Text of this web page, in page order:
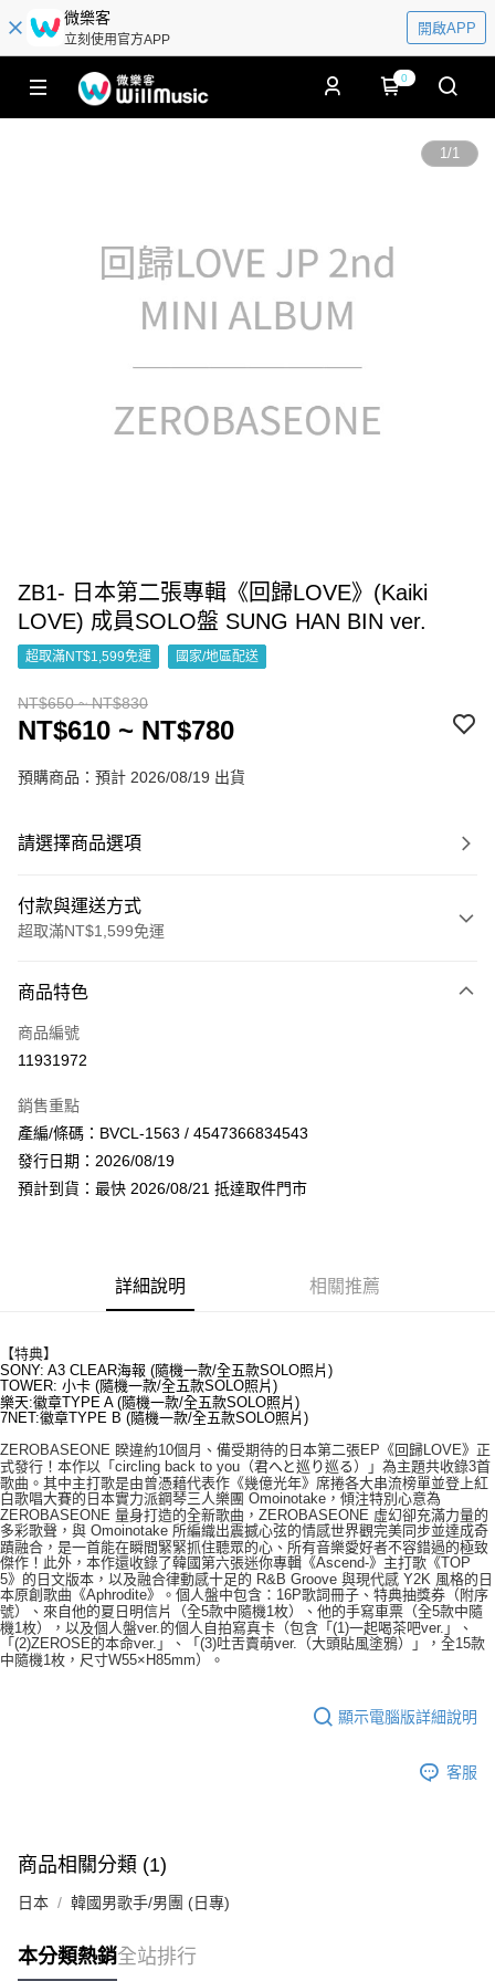
微樂客
立刻使用官方APP
開啟APP
0
1/1
ZB1- 日本第二張專輯《回歸LOVE》(Kaiki
LOVE) 成員SOLO盤 SUNG HAN BIN ver.
超取滿NT$1,599免運 國家/地區配送
NT$650 ~ NT$830
NT$610 ~ NT$780
預購商品：預計 2026/08/19 出貨
請選擇商品選項
付款與運送方式
超取滿NT$1,599免運
信用卡一次付款
超商取貨付款
Apple Pay
街口支付
１．簡單：不需註冊會員、不需綁卡、不需儲值。
２．便利：只要手機號碼，簡訊認證，即可結帳。
３．安心：先確認商品／服務後，再付款。
【「AFTEE先享後付」結帳流程】
１．於結帳方式選擇「AFTEE先享後付」後，將跳轉至「AFTEE先享後付」
結帳頁面，進行簡訊認證並確認金額後，即可完成結帳。
２．訂單成立數日內，您將收到繳費通知簡訊。
３．收到繳費通知簡訊後14天內，點擊此簡訊中的連結，可透過四大超商／
ATM／網路銀行／等多元方式進行付款，方視為交易完成。
※ 請注意：結帳手續完成當下不需立刻繳費，但若您需要取消訂單，請聯絡
購買商品的店家。未經商家同意取消之訂單仍視為有效，需透過AFTEE先享
後付繳納相關費用。
※ 交易是否成功請以「AFTEE先享後付 」之結帳頁面顯示為準，若有關於
是否繳費成功／繳費後需取消欲退款等相關疑問，請聯繫「AFTEE先享後付
客戶支援中心」https://netprotections.freshdesk.com/support/home
１．透過由恩沛科技股份有限公司提供之「AFTEE先享後付」服務完成之交
任。
４．使用「AFTEE先享後付」時，將依據個別帳號之用戶狀況，依本公司即
時審查核予不同之上限額度；若仍有額度不足之情形，本公司將視審查結果
恩沛科技股份有限公司將有權停止該用戶之使用額度並採取法律行動。
運送方式
全家取貨付款
每筆NT$60，滿NT$1,599(含以上)免運費
付款後全家取貨
每筆NT$60，滿NT$1,599(含以上)免運費
7-11取貨付款
每筆NT$60，滿NT$1,599(含以上)免運費
付款後7-11取貨
每筆NT$60，滿NT$1,599(含以上)免運費
免運費
亞洲國家/地區配送
北美國家/地區配送
商品特色
商品編號
11931972
銷售重點
產編/條碼：BVCL-1563 / 4547366834543
發行日期：2026/08/19
預計到貨：最快 2026/08/21 抵達取件門市
詳細說明 相關推薦
【特典】
SONY: A3 CLEAR海報 (隨機一款/全五款SOLO照片)
TOWER: 小卡 (隨機一款/全五款SOLO照片)
樂天:徽章TYPE A (隨機一款/全五款SOLO照片)
7NET:徽章TYPE B (隨機一款/全五款SOLO照片)
ZEROBASEONE 睽違約10個月、備受期待的日本第二張EP《回歸LOVE》正
式發行！本作以「circling back to you（君へと巡り巡る）」為主題共收錄3首
歌曲。其中主打歌是由曾憑藉代表作《幾億光年》席捲各大串流榜單並登上紅
白歌唱大賽的日本實力派鋼琴三人樂團 Omoinotake，傾注特別心意為
ZEROBASEONE 量身打造的全新歌曲，ZEROBASEONE 虛幻卻充滿力量的
多彩歌聲，與 Omoinotake 所編織出震撼心弦的情感世界觀完美同步並達成奇
蹟融合，是一首能在瞬間緊緊抓住聽眾的心、所有音樂愛好者不容錯過的極致
傑作！此外，本作還收錄了韓國第六張迷你專輯《Ascend-》主打歌《TOP
5》的日文版本，以及融合律動感十足的 R&B Groove 與現代感 Y2K 風格的日
本原創歌曲《Aphrodite》。 個人盤中包含：16P歌詞冊子、特典抽獎券（附序
號）、來自他的夏日明信片（全5款中隨機1枚）、他的手寫車票（全5款中隨
機1枚），以及個人盤ver.的個人自拍寫真卡（包含「(1)一起喝茶吧ver.」、
「(2)ZEROSE的本命ver.」、「(3)吐舌賣萌ver.（大頭貼風塗鴉）」，全15款
中隨機1枚，尺寸W55×H85mm）。
顯示電腦版詳細說明
客服
商品相關分類 (1)
日本 韓國男歌手/男團 (日專)
本分類熱銷全站排行